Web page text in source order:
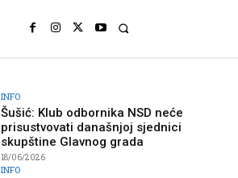
INFO
Šušić: Klub odbornika NSD neće
prisustvovati današnjoj sjednici
skupštine Glavnog grada
18/06/2026
INFO